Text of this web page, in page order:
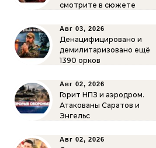
смотрите в сюжете
Авг 03, 2026
Денацифицировано и
демилитаризовано ещё
1390 орков
Авг 02, 2026
Горит НПЗ и аэродром.
Атакованы Саратов и
Энгельс
Авг 02, 2026